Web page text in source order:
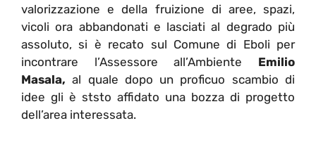
valorizzazione e della fruizione di aree, spazi,
vicoli ora abbandonati e lasciati al degrado più
assoluto, si è recato sul Comune di Eboli per
incontrare l’Assessore all’Ambiente Emilio
Masala,al quale dopo un proficuo scambio di
idee gli è ststo affidato una bozza di progetto
dell’area interessata.